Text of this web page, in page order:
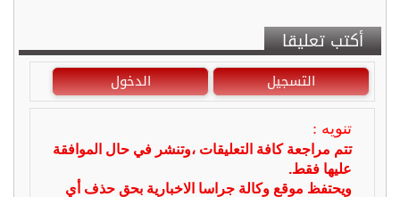
أكتب تعليقا
التسجيل الدخول
تنويه :
تتم مراجعة كافة التعليقات ،وتنشر في حال الموافقة
عليها فقط.
ويحتفظ موقع وكالة جراسا الاخبارية بحق حذف أي